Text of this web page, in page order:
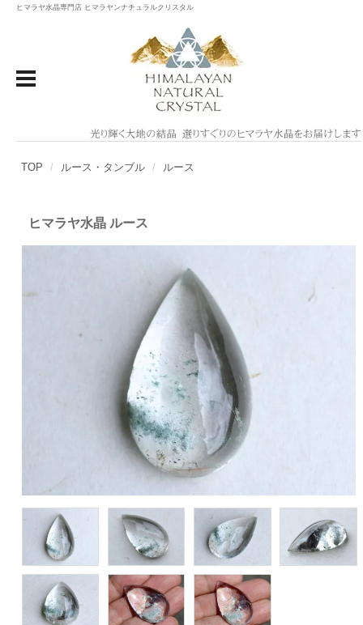
ヒマラヤ水晶専門店 ヒマラヤンナチュラルクリスタル
TOP ルース・タンブル ルース
ヒマラヤ水晶 ルース